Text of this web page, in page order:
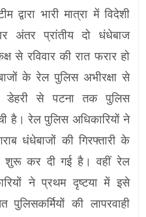
भारी मात्रा में विदेशी
अंतर प्रांतीय दो धंधेबाज
से रविवार की रात फरार हो
के रेल पुलिस अभीरक्षा से
डेहरी से पटना तक पुलिस
है। रेल पुलिस अधिकारियों ने
धंधेबाजों की गिरफ्तारी के
शुरू कर दी गई है। वहीं रेल
ने प्रथम दृष्टया में इसे
पुलिसकर्मियों की लापरवाही